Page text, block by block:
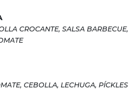
CROCANTE, SALSA BARBECUE,
CEBOLLA, LECHUGA, PÍCKLES